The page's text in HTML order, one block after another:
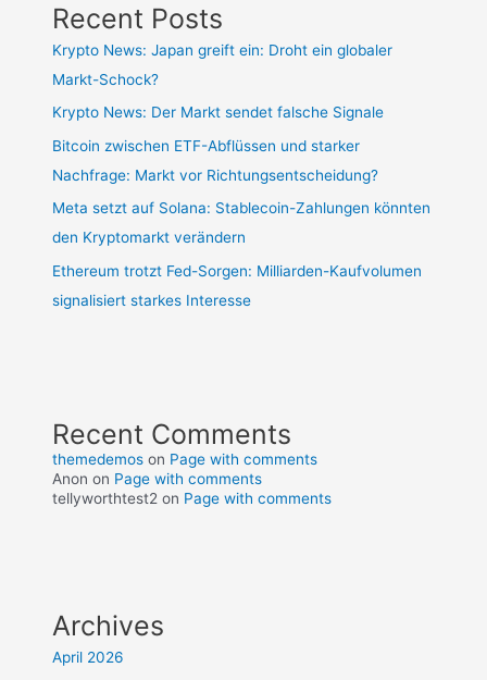
Recent Posts
Krypto News: Japan greift ein: Droht ein globaler
Markt-Schock?
Krypto News: Der Markt sendet falsche Signale
Bitcoin zwischen ETF-Abflüssen und starker
Nachfrage: Markt vor Richtungsentscheidung?
Meta setzt auf Solana: Stablecoin-Zahlungen könnten
den Kryptomarkt verändern
Ethereum trotzt Fed-Sorgen: Milliarden-Kaufvolumen
signalisiert starkes Interesse
Recent Comments
themedemos on Page with comments
Anon on Page with comments
tellyworthtest2 on Page with comments
Archives
April 2026